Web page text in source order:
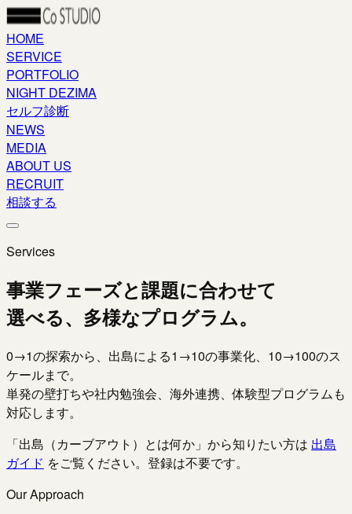
HOME
SERVICE
PORTFOLIO
NIGHT DEZIMA
セルフ診断
NEWS
MEDIA
ABOUT US
RECRUIT
相談する
Services
事業フェーズと課題に合わせて
選べる、多様なプログラム。
0→1の探索から、出島による1→10の事業化、10→100のス
ケールまで。
単発の壁打ちや社内勉強会、海外連携、体験型プログラムも
対応します。
「出島（カーブアウト）とは何か」から知りたい方は 出島
ガイド をご覧ください。登録は不要です。
Our Approach